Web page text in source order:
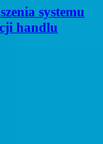
systemu
handlu